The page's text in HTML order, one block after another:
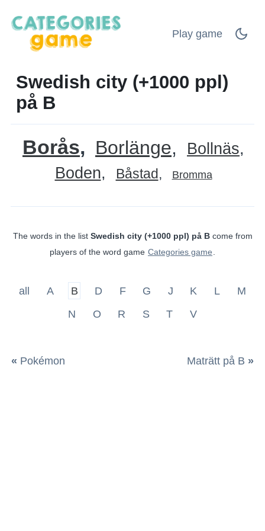
Play game
Swedish city (+1000 ppl)
på B
Borås Borlänge
Bollnäs
Boden
Båstad Bromma
The words in the list Swedish city (+1000 ppl) på Bcome from
players of the word game Categories game
all A B D F G J K L
M
N
O R S T V
« Pokémon Maträtt på B »